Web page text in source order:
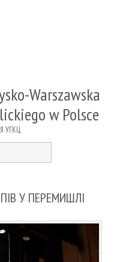
Warszawska
w Polsce
УГКЦ
У ПЕРЕМИШЛІ